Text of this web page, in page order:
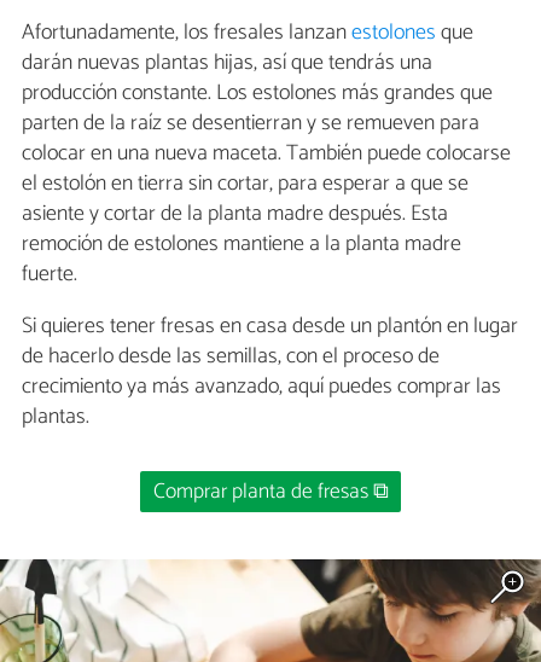
Afortunadamente, los fresales lanzanestolonesque
darán nuevas plantas hijas, así que tendrás una
producción constante. Los estolones más grandes que
parten de la raíz se desentierran y se remueven para
colocar en una nueva maceta. También puede colocarse
el estolón en tierra sin cortar, para esperar a que se
asiente y cortar de la planta madre después. Esta
remoción de estolones mantiene a la planta madre
fuerte.
Si quieres tener fresas en casa desde un plantón en lugar
de hacerlo desde las semillas, con el proceso de
crecimiento ya más avanzado, aquí puedes comprar las
plantas.
Comprar planta de fresas ⧉